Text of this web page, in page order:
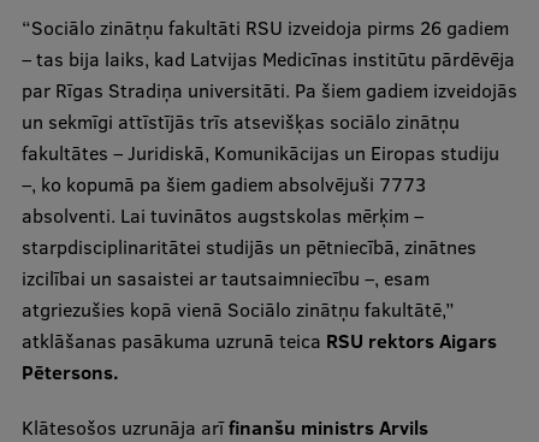
Pētniecība
Zinātniskie institūti un laboratorijas
Pētniecības datu pārvaldība
Zinātnes ietekme
Pētniecības platformas
Doktorantūras skola
Pētniecības pakalpojumi
“Sociālo zinātņu fakultāti RSU izveidoja pirms 26 gadiem
– tas bija laiks, kad Latvijas Medicīnas institūtu pārdēvēja
par Rīgas Stradiņa universitāti. Pa šiem gadiem izveidojās
un sekmīgi attīstījās trīs atsevišķas sociālo zinātņu
fakultātes – Juridiskā, Komunikācijas un Eiropas studiju
–, ko kopumā pa šiem gadiem absolvējuši 7773
absolventi. Lai tuvinātos augstskolas mērķim –
starpdisciplinaritātei studijās un pētniecībā, zinātnes
izcilībai un sasaistei ar tautsaimniecību –, esam
atgriezušies kopā vienā Sociālo zinātņu fakultātē,”
atklāšanas pasākuma uzrunā teica RSU rektors Aigars
Pētersons.
Klātesošos uzrunāja arīfinanšu ministrs Arvils